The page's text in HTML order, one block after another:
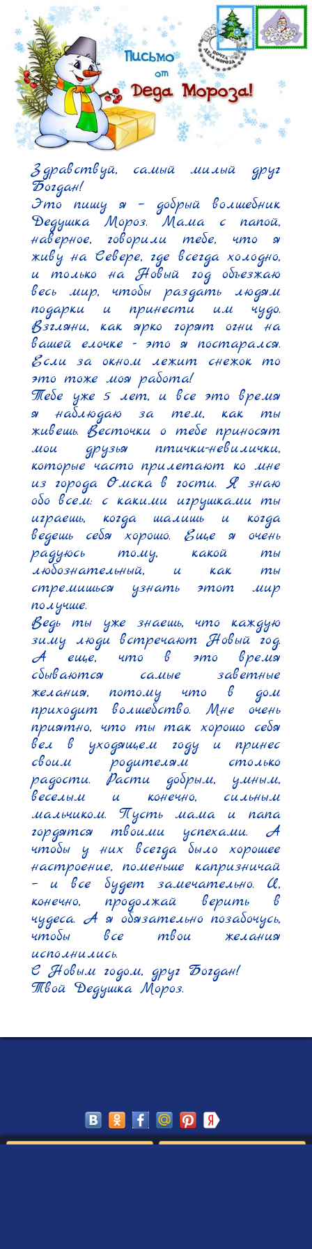
Здравствуй, самый милый друг
Богдан!
Это пишу я – добрый волшебник
Дедушка Мороз. Мама с папой,
наверное, говорили тебе, что я
живу на Севере, где всегда холодно,
и только на Новый год объезжаю
весь мир, чтобы раздать людям
подарки и принести им чудо.
Взгляни, как ярко горят огни на
вашей елочке - это я постарался.
Если за окном лежит снежок то
это тоже моя работа!
Тебе уже 5 лет, и все это время
я наблюдаю за тем, как ты
живешь. Весточки о тебе приносят
мои друзья птички-невилички,
которые часто прилетают ко мне
из города Омска в гости. Я знаю
обо всем: с какими игрушками ты
играешь, когда шалишь и когда
ведешь себя хорошо. Еще я очень
радуюсь тому, какой ты
любознательный, и как ты
стремишься узнать этот мир
получше.
Ведь ты уже знаешь, что каждую
зиму люди встречают Новый год.
А еще, что в это время
сбываются самые заветные
желания, потому что в дом
приходит волшебство. Мне очень
приятно, что ты так хорошо себя
вел в уходящем году и принес
своим родителям столько
радости. Расти добрым, умным,
веселым и конечно, сильным
мальчиком. Пусть мама и папа
гордятся твоими успехами. А
чтобы у них всегда было хорошее
настроение, поменьше капризничай
– и все будет замечательно. И,
конечно, продолжай верить в
чудеса. А я обязательно позабочусь,
чтобы все твои желания
исполнились.
С Новым годом, друг Богдан!
Твой Дедушка Мороз.